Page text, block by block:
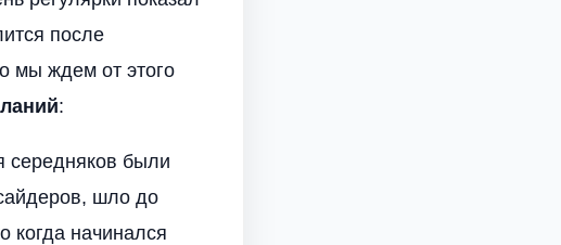
после
мы ждем от этого
:
середняков были
шло до
когда начинался